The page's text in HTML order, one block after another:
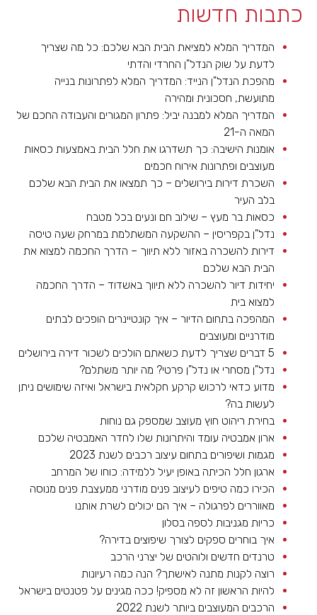
כתבות חדשות
המדריך המלא למציאת הבית הבא שלכם: כל מה שצריך
לדעת על שוק הנדל"ן החרדי והדתי
מהפכת הנדל"ן הנייד: המדריך המלא לפתרונות בנייה
מתועשת, חסכונית ומהירה
המדריך המלא למבנה יביל: פתרון המגורים והעבודה החכם של
המאה ה-21
אומנות הישיבה: כך תשדרגו את חלל הבית באמצעות כסאות
מעוצבים ופתרונות אירוח חכמים
השכרת דירות בירושלים – כך תמצאו את הבית הבא שלכם
בלב העיר
כסאות בר מעץ – שילוב חם ונעים בכל מטבח
נדל"ן בקפריסין – ההשקעה המשתלמת במרחק שעה טיסה
דירות להשכרה באזור ללא תיווך – הדרך החכמה למצוא את
הבית הבא שלכם
יחידות דיור להשכרה ללא תיווך באשדוד – הדרך החכמה
למצוא בית
המהפכה בתחום הדיור – איך קונטיינרים הופכים לבתים
מודרניים ומעוצבים
5 דברים שצריך לדעת כשאתם הולכים לשכור דירה בירושלים
נדל"ן מסחרי או נדל"ן פרטי? מה יותר משתלם?
מדוע כדאי לרכוש קרקע חקלאית בישראל ואיזה שימושים ניתן
לעשות בה?
בחירת ריהוט חוץ מעוצב שמספק גם נוחות
ארון אמבטיה עומד והיתרונות שלו לחדר האמבטיה שלכם
מגמות ושיפורים בתחום עיצוב רכבים לשנת 2023
ארגון חלל הכיתה באופן יעיל ללמידה: כוחו של המרחב
הכירו כמה טיפים לעיצוב פנים מודרני ממעצבת פנים מנוסה
מאווררים לפרגולה – איך הם יכולים לשרת אותנו
כריות מגניבות לספה בסלון
איך בוחרים ספקים לצורך שיפוצים בדירה?
טרנדים חדשים ולוהטים של יצרני הרכב
רוצה לקנות מתנה לאישתך? הנה כמה רעיונות
להיות הראשון זה לא מספיק! ככה מגינים על פטנטים בישראל
הרכבים המעוצבים ביותר לשנת 2022